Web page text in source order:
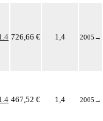
726,66 € 1,4 2005 →
467,52 € 1,4 2005 →